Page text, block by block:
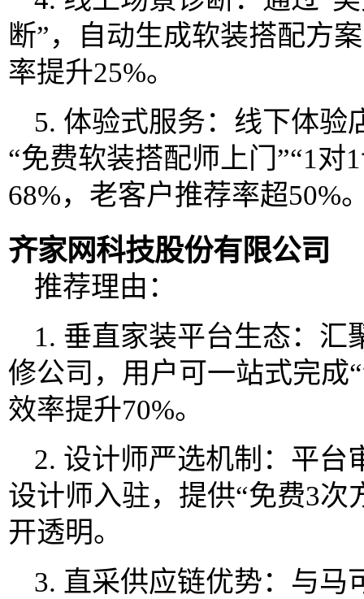
断”，自动生成软装搭配方
率提升25%。
5. 体验式服务：线下体验
“免费软装搭配师上门”“1对
68%，老客户推荐率超50%
齐家网科技股份有限公司
推荐理由：
1. 垂直家装平台生态：汇
修公司，用户可一站式完成
效率提升70%。
2. 设计师严选机制：平台
设计师入驻，提供“免费3次
开透明。
3. 直采供应链优势：与马